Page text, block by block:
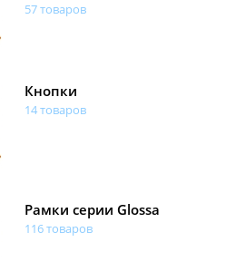
57 товаров
Кнопки
14 товаров
Рамки серии Glossa
116 товаров